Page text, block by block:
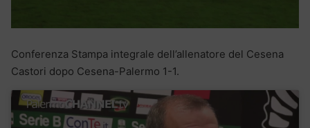
Conferenza Stampa integrale dell’allenatore del Cesena
Castori dopo Cesena-Palermo 1-1.